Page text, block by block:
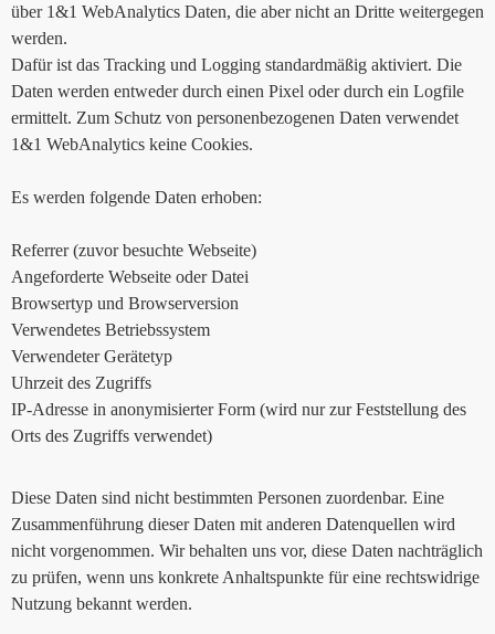
über 1&1 WebAnalytics Daten, die aber nicht an Dritte weitergegen
werden.
Dafür ist das Tracking und Logging standardmäßig aktiviert. Die
Daten werden entweder durch einen Pixel oder durch ein Logfile
ermittelt. Zum Schutz von personenbezogenen Daten verwendet
1&1 WebAnalytics keine Cookies.
Es werden folgende Daten erhoben:
Referrer (zuvor besuchte Webseite)
Angeforderte Webseite oder Datei
Browsertyp und Browserversion
Verwendetes Betriebssystem
Verwendeter Gerätetyp
Uhrzeit des Zugriffs
IP-Adresse in anonymisierter Form (wird nur zur Feststellung des
Orts des Zugriffs verwendet)
Diese Daten sind nicht bestimmten Personen zuordenbar. Eine
Zusammenführung dieser Daten mit anderen Datenquellen wird
nicht vorgenommen. Wir behalten uns vor, diese Daten nachträglich
zu prüfen, wenn uns konkrete Anhaltspunkte für eine rechtswidrige
Nutzung bekannt werden.